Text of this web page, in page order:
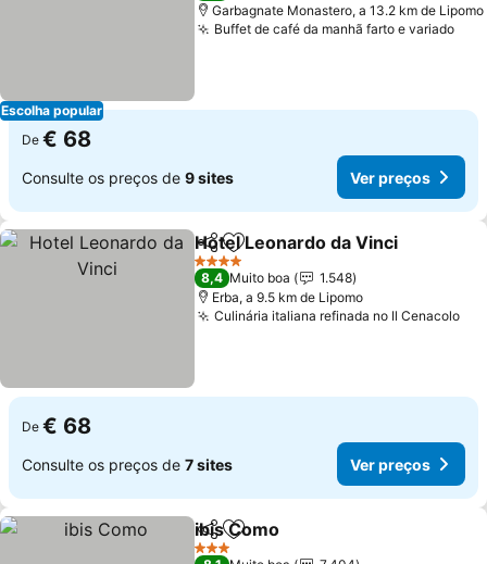
Escolha popular
Garbagnate Monastero, a 13.2 km de Lipomo
Buffet de café da manhã farto e variadoVer
De € 68
Consulte os preços de 9 sites Ver preços
PartilharAdicionar aos favoritos
Hotel Leonardo da Vinci
4 Estrelas
8,4 Muito boa
1.548
Erba, a 9.5 km de Lipomo
Culinária italiana refinada no Il Cenacolo
De € 68
Consulte os preços de 7 sites Ver preços
PartilharAdicionar aos favoritos
ibis Como
3 Estrelas